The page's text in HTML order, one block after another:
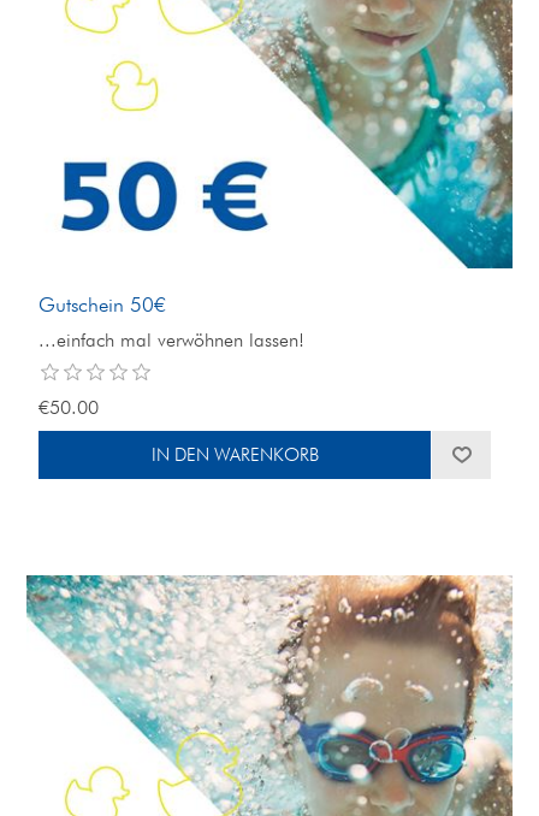
Gutschein 50€
...einfach mal verwöhnen lassen!
€50.00